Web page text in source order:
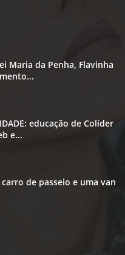
Maria da Penha, Flavinha
educação de Colíder
e...
de passeio e uma van